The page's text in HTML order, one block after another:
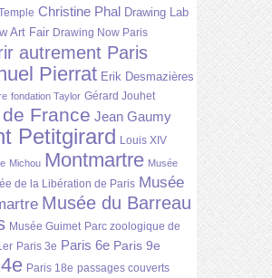
Christine Phal Drawing Lab
Art Fair Drawing Now Paris
autrement Paris
Pierrat Erik Desmazières
fondation Taylor Gérard Jouhet
France Jean Gaumy
Petitgirard Louis XIV
Michou Montmartre Musée
de la Libération de Paris Musée
Musée du Barreau
Musée Guimet Parc zoologique de
Paris 3e Paris 6e Paris 9e
Paris 18e passages couverts